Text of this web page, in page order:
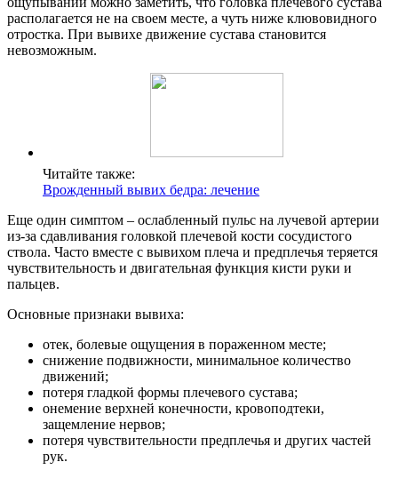
располагается не на своем месте, а чуть ниже клювовидного
отростка. При вывихе движение сустава становится
невозможным.
Читайте также:
Врожденный вывих бедра: лечение
Еще один симптом – ослабленный пульс на лучевой артерии
из-за сдавливания головкой плечевой кости сосудистого
ствола. Часто вместе с вывихом плеча и предплечья теряется
чувствительность и двигательная функция кисти руки и
пальцев.
Основные признаки вывиха:
отек, болевые ощущения в пораженном месте;
снижение подвижности, минимальное количество
движений;
потеря гладкой формы плечевого сустава;
онемение верхней конечности, кровоподтеки,
защемление нервов;
потеря чувствительности предплечья и других частей
рук.